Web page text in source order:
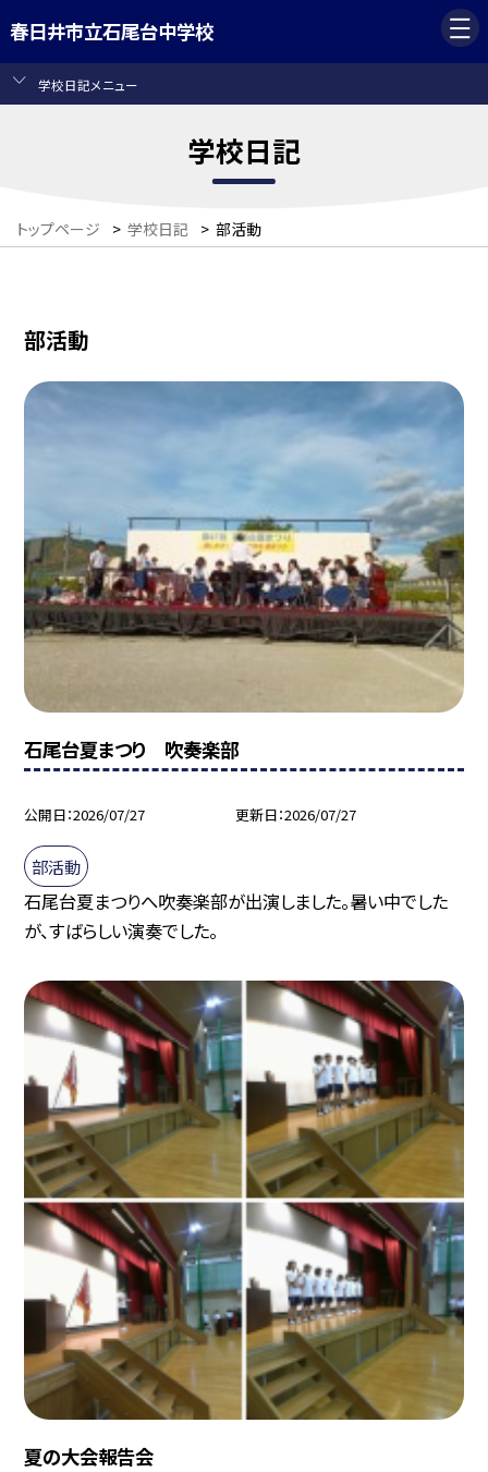
春日井市立石尾台中学校
学校日記メニュー
学校日記
トップページ > 学校日記 > 部活動
部活動
石尾台夏まつり 吹奏楽部
公開日 2026/07/27 更新日 2026/07/27
部活動
石尾台夏まつりへ吹奏楽部が出演しました。暑い中でした
が、すばらしい演奏でした。
夏の大会報告会